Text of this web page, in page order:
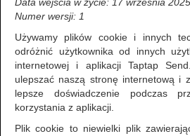
Numer wersji: 1
Używamy plików cookie i innych
odróżnić użytkownika od innych
internetowej i aplikacji Taptap
ulepszać naszą stronę internetową i
lepsze doświadczenie podczas
korzystania z aplikacji.
Plik cookie to niewielki plik